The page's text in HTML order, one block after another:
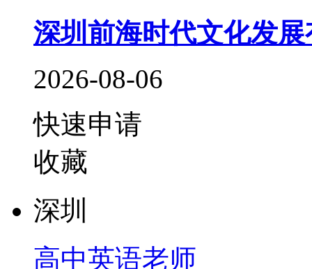
深圳前海时代文化发
2026-08-06
快速申请
收藏
深圳
高中英语老师